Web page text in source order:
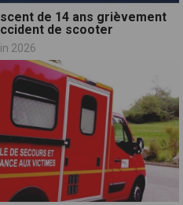
de 14 ans grièvement
de scooter
2026